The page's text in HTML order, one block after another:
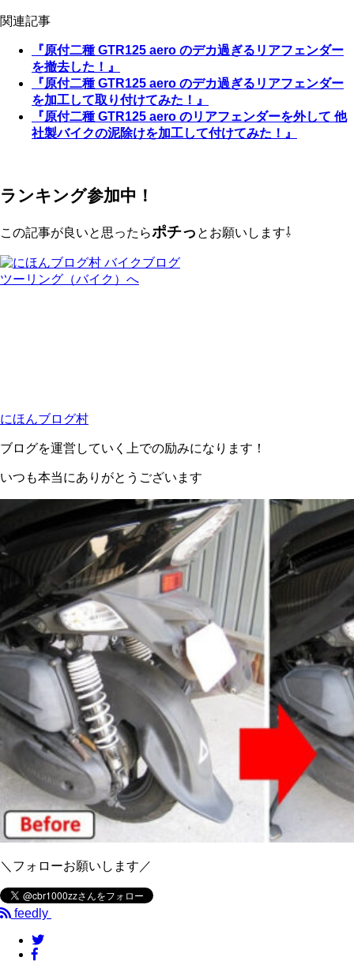
関連記事
『原付二種 GTR125 aero のデカ過ぎるリアフェンダー
を撤去した！』
『原付二種 GTR125 aero のデカ過ぎるリアフェンダー
を加工して取り付けてみた！』
『原付二種 GTR125 aero のリアフェンダーを外して 他
社製バイクの泥除けを加工して付けてみた！』
ランキング参加中！
この記事が良いと思ったらポチっ とお願いします⇩
にほんブログ村
ブログを運営していく上での励みになります！
いつも本当にありがとうございます
＼フォローお願いします／
feedly